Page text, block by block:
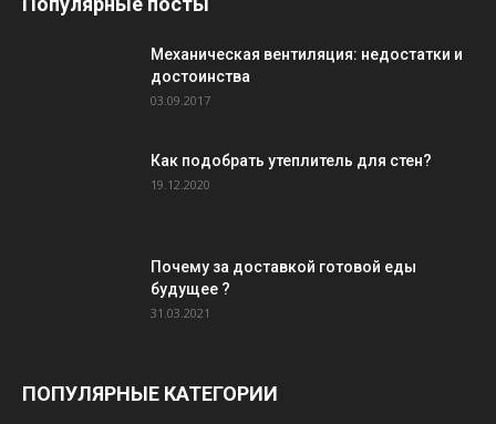
Механическая вентиляция: недостатки и
достоинства
03.09.2017
Как подобрать утеплитель для стен?
19.12.2020
Почему за доставкой готовой еды
будущее ?
31.03.2021
ПОПУЛЯРНЫЕ КАТЕГОРИИ